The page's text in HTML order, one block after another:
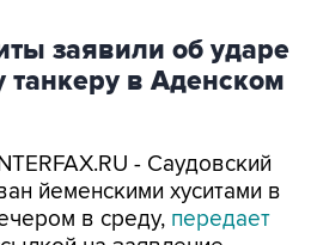
заявили об ударе
танкеру в Аденском
- Саудовский
йеменскими хуситами в
в среду, передает